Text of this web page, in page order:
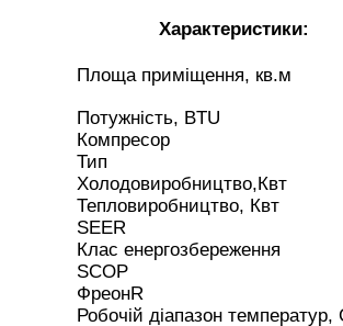
Характеристики:
Площа
Потужність,
Холодовиробництво,Квт
Клас
ФреонR
Робочій діапазон